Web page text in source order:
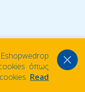
όπως
Read